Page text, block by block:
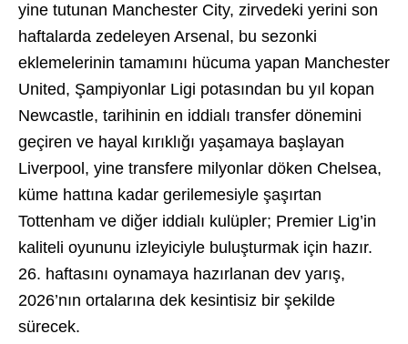
yine tutunan Manchester City, zirvedeki yerini son
haftalarda zedeleyen Arsenal, bu sezonki
eklemelerinin tamamını hücuma yapan Manchester
United, Şampiyonlar Ligi potasından bu yıl kopan
Newcastle, tarihinin en iddialı transfer dönemini
geçiren ve hayal kırıklığı yaşamaya başlayan
Liverpool, yine transfere milyonlar döken Chelsea,
küme hattına kadar gerilemesiyle şaşırtan
Tottenham ve diğer iddialı kulüpler; Premier Lig’in
kaliteli oyununu izleyiciyle buluşturmak için hazır.
26. haftasını oynamaya hazırlanan dev yarış,
2026’nın ortalarına dek kesintisiz bir şekilde
sürecek.